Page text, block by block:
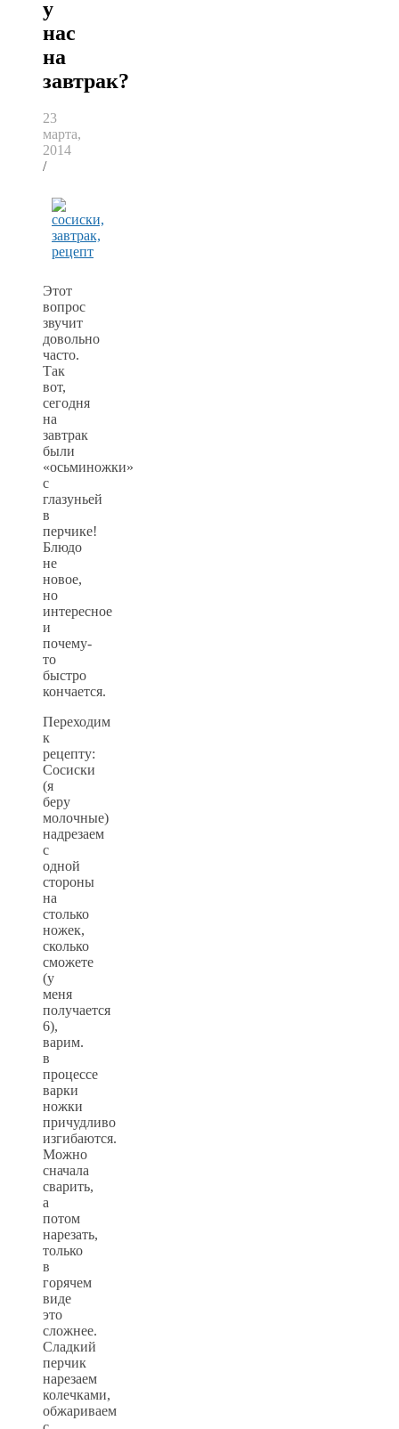
у
нас
на
завтрак?
23
марта,
2014
/
Этот
вопрос
звучит
довольно
часто.
Так
вот,
сегодня
на
завтрак
были
«осьминожки»
с
глазуньей
в
перчике!
Блюдо
не
новое,
но
интересное
и
почему-
то
быстро
кончается.
Переходим
к
рецепту:
Сосиски
(я
беру
молочные)
надрезаем
с
одной
стороны
на
столько
ножек,
сколько
сможете
(у
меня
получается
6),
варим.
в
процессе
варки
ножки
причудливо
изгибаются.
Можно
сначала
сварить,
а
потом
нарезать,
только
в
горячем
виде
это
сложнее.
Сладкий
перчик
нарезаем
колечками,
обжариваем